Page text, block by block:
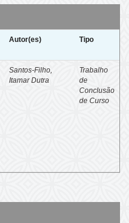
Autor(es) Tipo
Santos-Filho,
Itamar Dutra
Trabalho
de
Conclusão
de Curso